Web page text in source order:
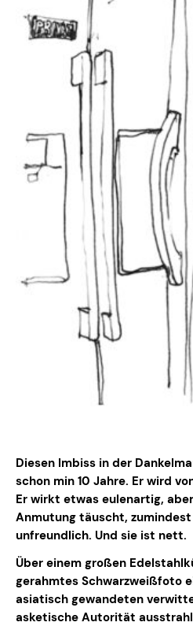
Diesen Imbiss in der
schon min 10 Jahre. Er wird
Er wirkt etwas eulenartig,
Anmutung täuscht,
unfreundlich. Und sie ist nett.
Über einem großen
gerahmtes Schwarzweißfoto
asiatisch gewandeten
asketische Autorität